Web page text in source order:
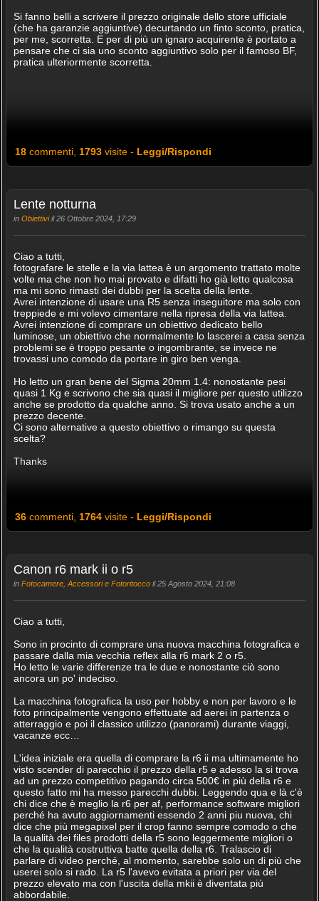
Si fanno belli a scrivere il prezzo originale dello store ufficiale
(che ha garanzie aggiuntive) decurtando un finto sconto, pratica,
per me, scorretta. E per di più un ignaro acquirente è portato a
pensare che ci sia uno sconto aggiuntivo solo per il famoso BF,
pratica ulteriormente scorretta.
18commenti, 1793visite - Leggi/Rispondi
Lente notturna
in Obiettiviil 26 Ottobre 2024, 17:29
Ciao a tutti,
fotografare le stelle e la via lattea è un argomento trattato molte
volte ma che non ho mai provato e difatti ho già letto qualcosa
ma mi sono rimasti dei dubbi per la scelta della lente.
Avrei intenzione di usare una R5 senza inseguitore ma solo con
treppiede e mi volevo cimentare nella ripresa della via lattea.
Avrei intenzione di comprare un obiettivo dedicato bello
luminose, un obiettivo che normalmente lo lascerei a casa senza
problemi se è troppo pesante o ingombrante, se invece ne
trovassi uno comodo da portare in giro ben venga.
Ho letto un gran bene del Sigma 20mm 1.4: nonostante pesi
quasi 1 Kg e scrivono che sia quasi il migliore per questo utilizzo
anche se prodotto da qualche anno. Si trova usato anche a un
prezzo decente.
Ci sono alternative a questo obiettivo o rimango su questa
scelta?
Thanks
36commenti, 1764visite - Leggi/Rispondi
Canon r6 mark ii o r5
in Fotocamere, Accessori e Fotoritoccoil 25 Agosto 2024, 21:08
Ciao a tutti,
Sono in procinto di comprare una nuova macchina fotografica e
passare dalla mia vecchia reflex alla r6 mark 2 o r5.
Ho letto le varie differenze tra le due e nonostante ciò sono
ancora un po' indeciso.
La macchina fotografica la uso per hobby e non per lavoro e le
foto principalmente vengono effettuate ad aerei in partenza o
atterraggio e poi il classico utilizzo (panorami) durante viaggi,
vacanze ecc…
L'idea iniziale era quella di comprare la r6 ii ma ultimamente ho
visto scender di parecchio il prezzo della r5 e adesso la si trova
ad un prezzo competitivo pagando circa 500€ in più della r6 e
questo fatto mi ha messo parecchi dubbi. Leggendo qua e là c'è
chi dice che è meglio la r6 per af, performance software migliori
perché ha avuto aggiornamenti essendo 2 anni piu nuova, chi
dice che più megapixel per il crop fanno sempre comodo o che
la qualità dei files prodotti della r5 sono leggermente migliori o
che la qualità costruttiva batte quella della r6. Tralascio di
parlare di video perché, al momento, sarebbe solo un di più che
userei solo si rado. La r5 l'avevo evitata a priori per via del
prezzo elevato ma con l'uscita della mkii è diventata più
abbordabile.